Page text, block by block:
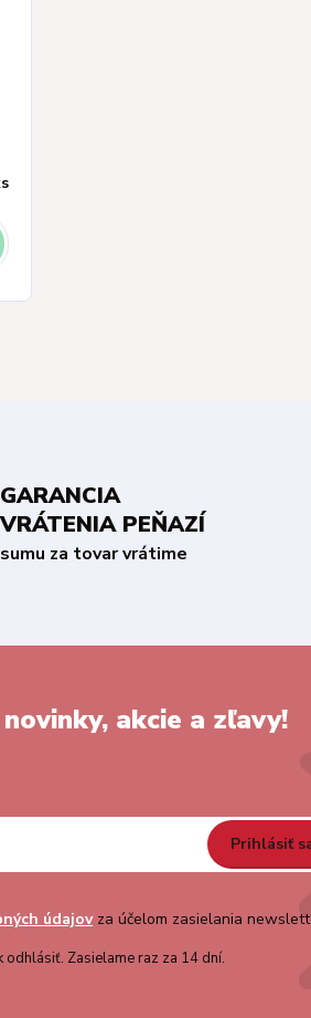
GARANCIA
VRÁTENIA PEŇAZÍ
sumu za tovar vrátime
akcie a zľavy!
Prihlásiť
údajovza účelom zasielania
odhlásiť. Zasielame raz za 14 dní.